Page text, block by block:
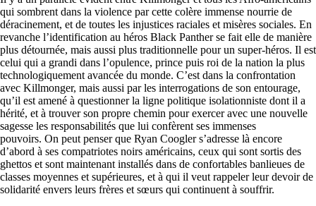
qui sombrent dans la violence par cette colère immense nourrie de
déracinement, et de toutes les injustices raciales et misères sociales. En
revanche l’identification au héros Black Panther se fait elle de manière
plus détournée, mais aussi plus traditionnelle pour un super-héros. Il est
celui qui a grandi dans l’opulence, prince puis roi de la nation la plus
technologiquement avancée du monde. C’est dans la confrontation
avec Killmonger, mais aussi par les interrogations de son entourage,
qu’il est amené à questionner la ligne politique isolationniste dont il a
hérité, et à trouver son propre chemin pour exercer avec une nouvelle
sagesse les responsabilités que lui confèrent ses immenses
pouvoirs. On peut penser que Ryan Coogler s’adresse là encore
d’abord à ses compatriotes noirs américains, ceux qui sont sortis des
ghettos et sont maintenant installés dans de confortables banlieues de
classes moyennes et supérieures, et à qui il veut rappeler leur devoir de
solidarité envers leurs frères et sœurs qui continuent à souffrir.